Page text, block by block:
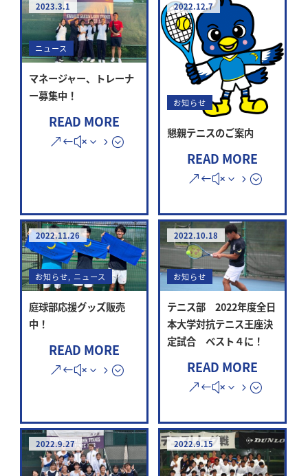
2023.3.1
ニュース
マネージャー、トレーナ
ー募集中！
READ MORE
2022.12.7
お知らせ
懇親テニスのご案内
READ MORE
2022.11.26
お知らせ, ニュース
庭球部応援グッズ販売
中！
READ MORE
2022.10.18
お知らせ
テニス部 2022年度全日
本大学対抗テニス王座決
定試合 ベスト４に！
READ MORE
2022.9.27 2022.9.15